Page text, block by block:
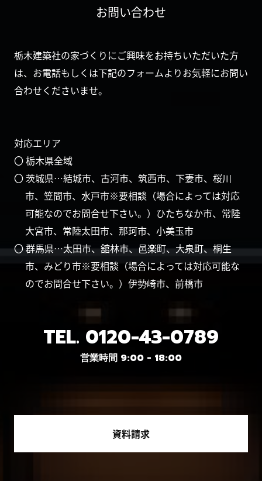
お問い合わせ
栃木建築社の家づくりにご興味をお持ちいただいた方
は、お電話もしくは下記のフォームよりお気軽にお問い
合わせくださいませ。
対応エリア
〇 栃木県全域
〇 茨城県…結城市、古河市、筑西市、下妻市、桜川
市、笠間市、水戸市※要相談（場合によっては対応
可能なのでお問合せ下さい。）ひたちなか市、常陸
大宮市、常陸太田市、那珂市、小美玉市
〇 群馬県…太田市、舘林市、邑楽町、大泉町、桐生
市、みどり市※要相談（場合によっては対応可能な
のでお問合せ下さい。）伊勢崎市、前橋市
TEL. 0120-43-0789
営業時間 9:00 - 18:00
資料請求